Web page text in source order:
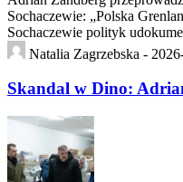
Sochaczewie: „Polska
Sochaczewie polityk
Natalia Zagrzebska -
Skandal w Dino: